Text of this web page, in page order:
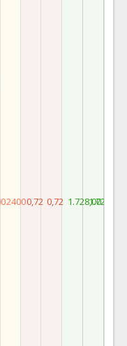
24000,72 0,72 1.728,001.728,00